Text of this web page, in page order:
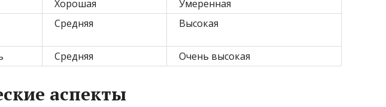
Хорошая
Умеренная
Средняя Высокая
Средняя Очень высокая
аспекты